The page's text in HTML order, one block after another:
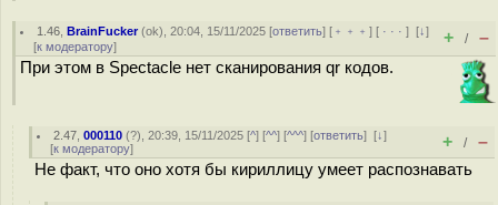
1.46 ,BrainFucker(ok), 20:04, 15/11/2025 [ответить] [ ﹢﹢﹢] [ · · ·][↓]
[к модератору] + / –
При этом в Spectacle нет сканирования qr кодов.
2.47 ,000110 (?), 20:39, 15/11/2025 [^] [^^] [^^^] [ответить][↓]
[к модератору] + / –
Не факт, что оно хотя бы кириллицу умеет распознавать